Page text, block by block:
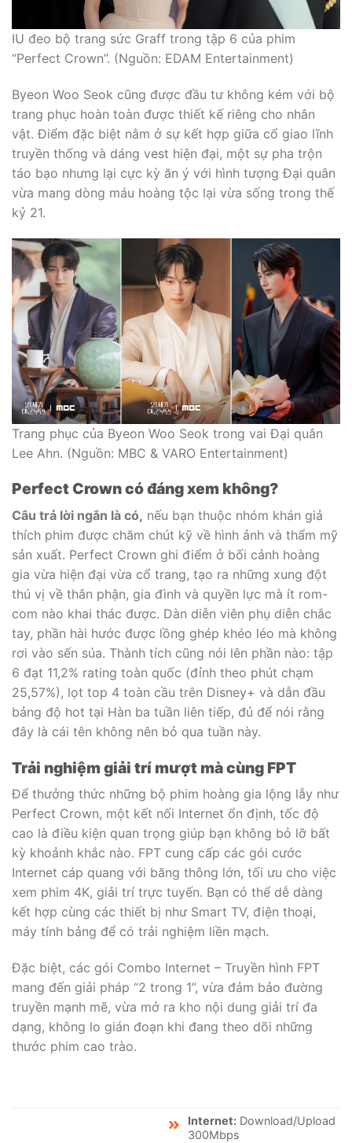
IU đeo bộ trang sức Graff trong tập 6 của phim
“Perfect Crown”. (Nguồn: EDAM Entertainment)
Byeon Woo Seok cũng được đầu tư không kém với bộ
trang phục hoàn toàn được thiết kế riêng cho nhân
vật. Điểm đặc biệt nằm ở sự kết hợp giữa cổ giao lĩnh
truyền thống và dáng vest hiện đại, một sự pha trộn
táo bạo nhưng lại cực kỳ ăn ý với hình tượng Đại quân
vừa mang dòng máu hoàng tộc lại vừa sống trong thế
kỷ 21.
Trang phục của Byeon Woo Seok trong vai Đại quân
Lee Ahn. (Nguồn: MBC & VARO Entertainment)
Perfect Crown có đáng xem không?
Câu trả lời ngắn là có, nếu bạn thuộc nhóm khán giả
thích phim được chăm chút kỹ về hình ảnh và thẩm mỹ
sản xuất. Perfect Crown ghi điểm ở bối cảnh hoàng
gia vừa hiện đại vừa cổ trang, tạo ra những xung đột
thú vị về thân phận, gia đình và quyền lực mà ít rom-
com nào khai thác được. Dàn diễn viên phụ diễn chắc
tay, phần hài hước được lồng ghép khéo léo mà không
rơi vào sến súa. Thành tích cũng nói lên phần nào: tập
6 đạt 11,2% rating toàn quốc (đỉnh theo phút chạm
25,57%), lọt top 4 toàn cầu trên Disney+ và dẫn đầu
bảng độ hot tại Hàn ba tuần liên tiếp, đủ để nói rằng
đây là cái tên không nên bỏ qua tuần này.
Trải nghiệm giải trí mượt mà cùng FPT
Để thưởng thức những bộ phim hoàng gia lộng lẫy như
Perfect Crown, một kết nối Internet ổn định, tốc độ
cao là điều kiện quan trọng giúp bạn không bỏ lỡ bất
kỳ khoảnh khắc nào. FPT cung cấp các gói cước
Internet cáp quang với băng thông lớn, tối ưu cho việc
xem phim 4K, giải trí trực tuyến. Bạn có thể dễ dàng
kết hợp cùng các thiết bị như Smart TV, điện thoại,
máy tính bảng để có trải nghiệm liền mạch.
Đặc biệt, các gói Combo Internet – Truyền hình FPT
mang đến giải pháp “2 trong 1”, vừa đảm bảo đường
truyền mạnh mẽ, vừa mở ra kho nội dung giải trí đa
dạng, không lo gián đoạn khi đang theo dõi những
thước phim cao trào.
Internet: Download/Upload
300Mbps